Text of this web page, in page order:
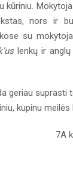
kūriniu.
nors ir
su
lenkų ir anglų
geriau suprasti
kupinu
7A